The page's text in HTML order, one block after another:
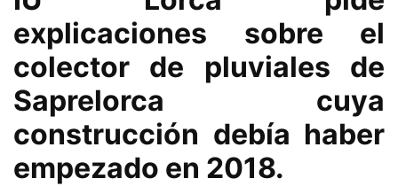
explicaciones sobre el
colector de pluviales de
Saprelorca cuya
construcción debía haber
empezado en 2018.